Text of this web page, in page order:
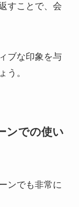
すことで、会
ブな印象を与
う。
ンでの使い
ンでも非常に